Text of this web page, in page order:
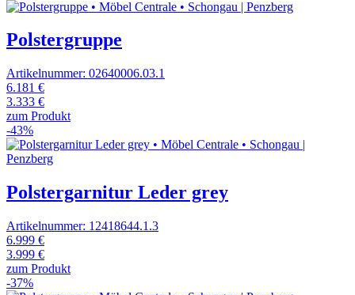
Polstergruppe
Artikelnummer: 02640006.03.1
6.181 €
3.333 €
zum Produkt
-43%
Polstergarnitur Leder grey
Artikelnummer: 12418644.1.3
6.999 €
3.999 €
zum Produkt
-37%